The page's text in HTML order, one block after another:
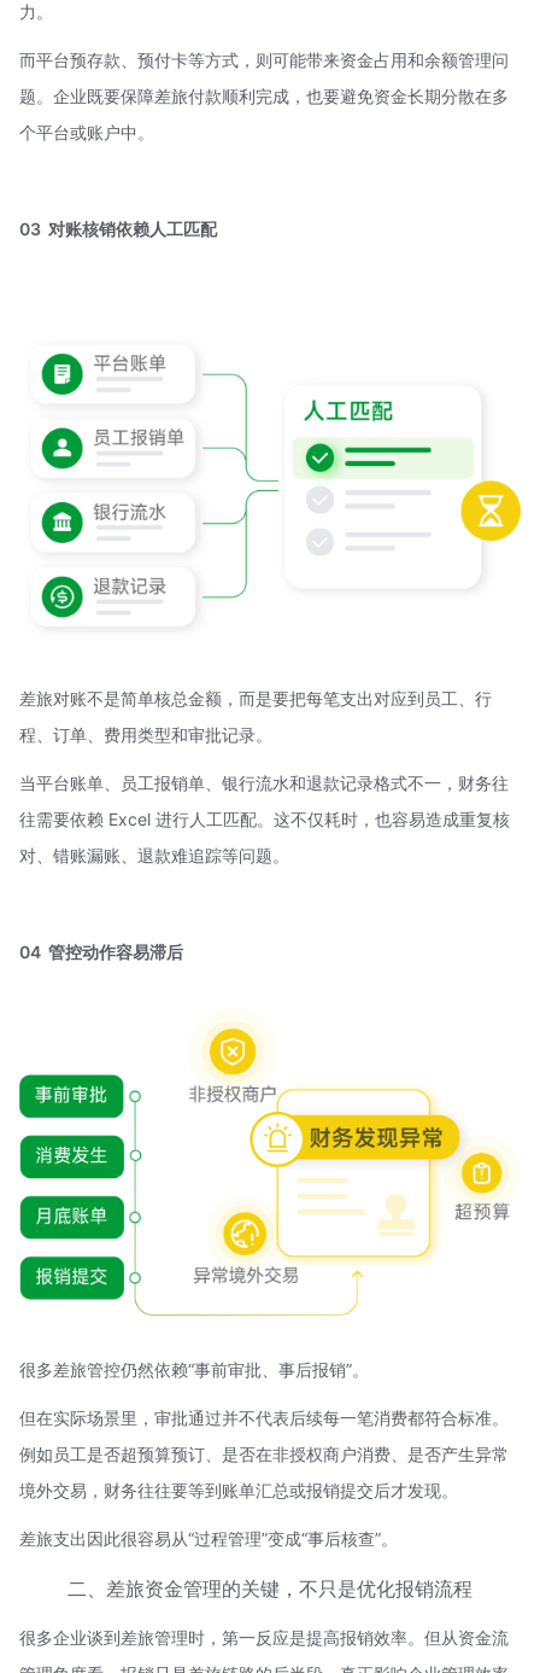
力。
而平台预存款、预付卡等方式，则可能带来资金占用和余额管理问
题。企业既要保障差旅付款顺利完成，也要避免资金长期分散在多
个平台或账户中。
03 对账核销依赖人工匹配
差旅对账不是简单核总金额，而是要把每笔支出对应到员工、行
程、订单、费用类型和审批记录。
当平台账单、员工报销单、银行流水和退款记录格式不一，财务往
往需要依赖 Excel 进行人工匹配。这不仅耗时，也容易造成重复核
对、错账漏账、退款难追踪等问题。
04 管控动作容易滞后
很多差旅管控仍然依赖“事前审批、事后报销”。
但在实际场景里，审批通过并不代表后续每一笔消费都符合标准。
例如员工是否超预算预订、是否在非授权商户消费、是否产生异常
境外交易，财务往往要等到账单汇总或报销提交后才发现。
差旅支出因此很容易从“过程管理”变成“事后核查”。
二、差旅资金管理的关键，不只是优化报销流程
很多企业谈到差旅管理时，第一反应是提高报销效率。但从资金流